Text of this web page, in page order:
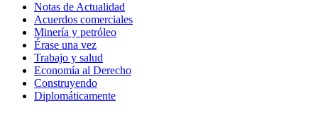
Notas de Actualidad
Acuerdos comerciales
Minería y petróleo
Érase una vez
Trabajo y salud
Economía al Derecho
Construyendo
Diplomáticamente